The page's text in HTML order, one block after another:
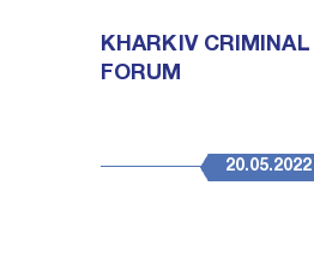
KHARKIV
FORUM
20.05.2022